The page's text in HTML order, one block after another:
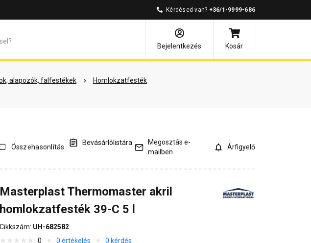
Kérdésed van? +36/1-9999-686
Bejelentkezés
Kosár
alapozók, falfestékek
Homlokzatfesték
vélemények Kérdések és válaszok
Összehasonlítás
Bevásárlólistára
Megosztás e-
mailben
Árfigyelő
Masterplast Thermomaster akril
homlokzatfesték 39-C 5 l
Cikkszám: UH-682582
0
0 értékelés 0 kérdés